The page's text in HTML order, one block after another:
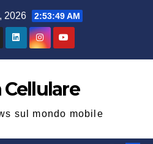
2026 2:53:50 AM
Cellulare
sul mondo mobile